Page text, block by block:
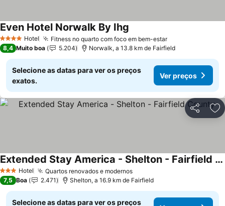
4 EstrelasHotel Fitness no quarto com foco em bem-estar
Even Hotel Norwalk By Ihg
8,4 Muito boa 5.204 Norwalk, a 13.8 km de Fairfield
Selecione as datas para ver os preços
exatos.
Ver preços
Partilhar
3 EstrelasHotel Quartos renovados e modernos
Extended Stay America - Shelton - Fairfield County
7,5 Boa 2.471 Shelton, a 16.9 km de Fairfield
Selecione as datas para ver os preços